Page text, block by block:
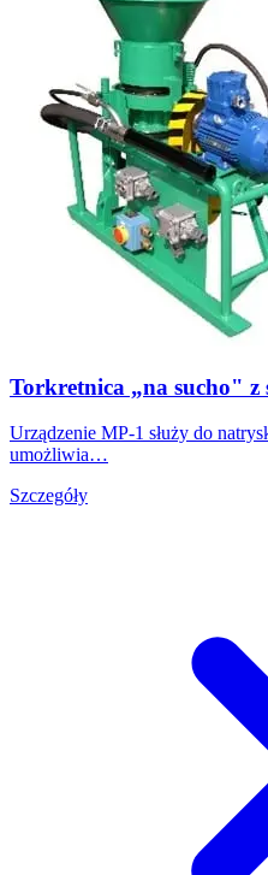
Torkretnica „na sucho"
Urządzenie MP-1 służy do
umożliwia…
Szczegóły